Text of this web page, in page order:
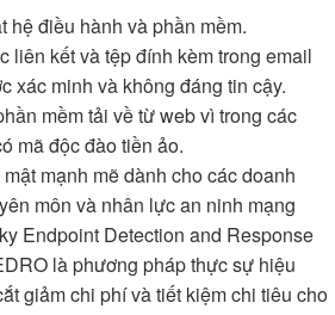
hệ điều hành và phần mềm.
liên kết và tệp đính kèm trong email
xác minh và không đáng tin cậy.
mềm tải về từ web vì trong các
mã độc đào tiền ảo.
mạnh mẽ dành cho các doanh
môn và nhân lực an ninh mạng
Endpoint Detection and Response
là phương pháp thực sự hiệu
giảm chi phí và tiết kiệm chi tiêu cho